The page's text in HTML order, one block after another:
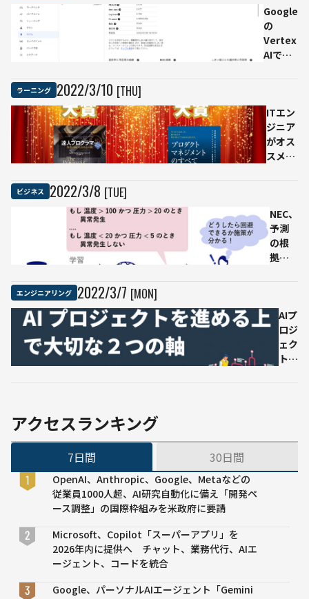
きた
練
ー
タ
に
し
た
機
モ
デ
ル
を
る」
NVIDIA
が見据
える自
来
Google
の
Vertex
AIで機
してみ
た
ラーニング 2022/3/10 [THU]
ITエン
ジニア
がオス
スメす
書の大
賞が決
定「IT
エンジ
ビジネス 2022/3/8 [TUE]
NEC、
予測
の根
拠を
示すAI
技術
を開
発 製
や顧
購買
エンジニアリング 2022/3/7 [MON]
AIプ
ロジ
ェク
トを
つの
アクセスランキング
7日間 30日間
OpenAI、Anthropic、Google、Metaなどの
従業員1000人超、AI研究自動化に備え「開発ペ
ース調整」の国際枠組みを米政府に要請
Microsoft、Copilot「スーパーアプリ」を
2026年内に提供へ チャット、業務代行、AIエ
ージェント、コードを統合
Google、パーソナルAIエージェント「Gemini